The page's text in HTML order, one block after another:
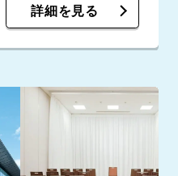
詳細を見る